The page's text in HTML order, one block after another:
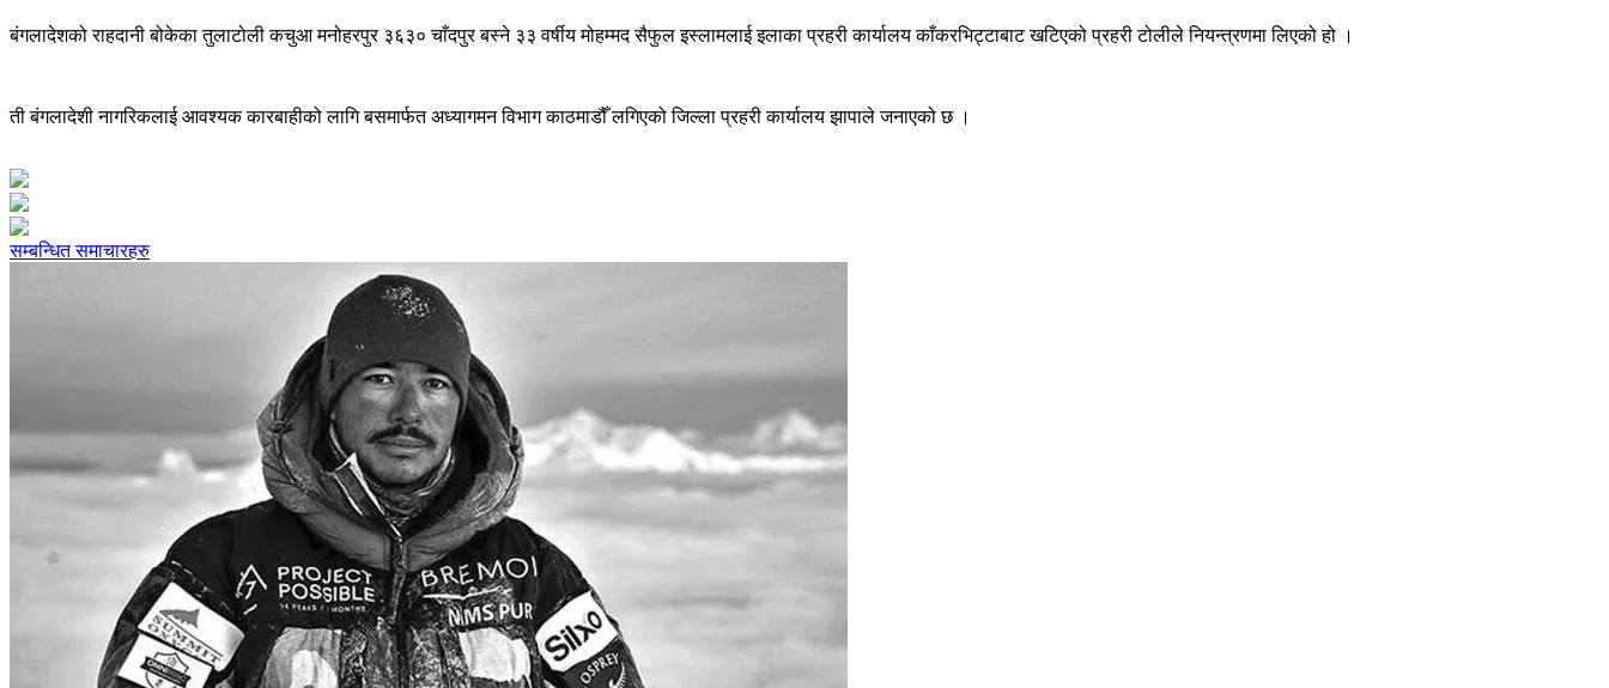
बंगलादेशको राहदानी बोकेका तुलाटोली कचुआ मनोहरपुर ३६३० चाँदपुर बस्ने ३३ वर्षीय मोहम्मद सैफुल इस्लामलाई इलाका प्रहरी कार्यालय काँकरभिट्टाबाट खटिएको प्रहरी टोलीले नियन्त्रणमा लिएको हो ।
ती बंगलादेशी नागरिकलाई आवश्यक कारबाहीको लागि बसमार्फत अध्यागमन विभाग काठमाडौँ लगिएको जिल्ला प्रहरी कार्यालय झापाले जनाएको छ ।
सम्बन्धित समाचारहरु